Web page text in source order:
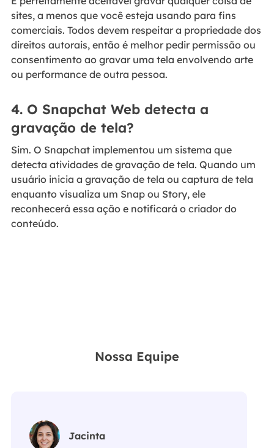
sites, a menos que você esteja usando para fins
comerciais. Todos devem respeitar a propriedade dos
direitos autorais, então é melhor pedir permissão ou
consentimento ao gravar uma tela envolvendo arte
ou performance de outra pessoa.
4. O Snapchat Web detecta a
gravação de tela?
Sim. O Snapchat implementou um sistema que
detecta atividades de gravação de tela. Quando um
usuário inicia a gravação de tela ou captura de tela
enquanto visualiza um Snap ou Story, ele
reconhecerá essa ação e notificará o criador do
conteúdo.
Nossa Equipe
Jacinta